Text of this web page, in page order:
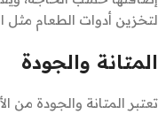
لتخزين أدوات الطعام
المتانة والجودة
تعتبر المتانة والجودة من